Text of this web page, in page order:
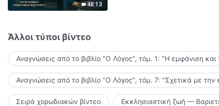
48:13
Άλλοι τύποι βίντεο
Αναγνώσεις από το βιβλίο "Ο Λόγος", τόμ. 1: "Η εμφάνιση
Αναγνώσεις από το βιβλίο "Ο Λόγος", τόμ. 7: "Σχετικά με την
Σειρά χορωδιακών βίντεο Εκκλησιαστική ζωή —